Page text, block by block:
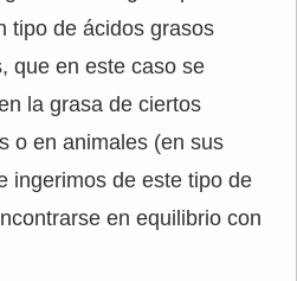
tipo de ácidos grasos
que en este caso se
la grasa de ciertos
o en animales (en sus
ingerimos de este tipo de
en equilibrio con